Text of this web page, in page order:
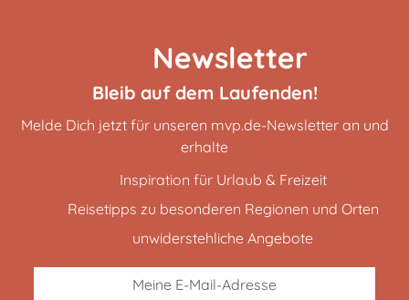
Newsletter
Bleib auf dem Laufenden!
Melde Dich jetzt für unseren mvp.de-Newsletter an und
erhalte
Inspiration für Urlaub & Freizeit
Reisetipps zu besonderen Regionen und Orten
unwiderstehliche Angebote